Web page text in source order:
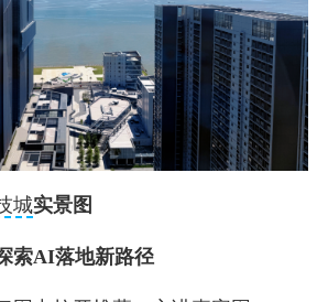
城实景图
索AI落地新路径